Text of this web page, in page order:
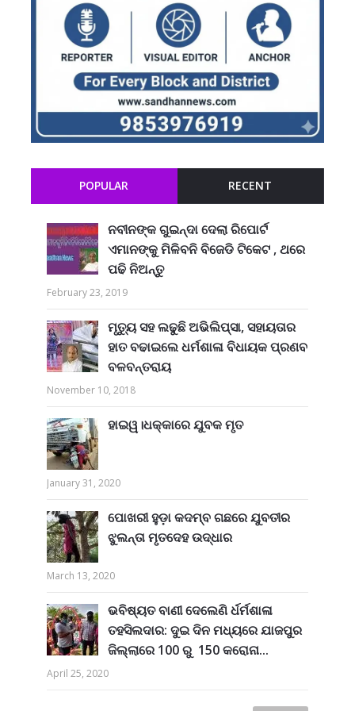
POPULAR RECENT
ନବୀନଙ୍କ ଗୁଇନ୍ଦା ଦେଲା ରିପୋର୍ଟ
ଏମାନଙ୍କୁ ମିଳିବନି ବିଜେଡି ଟିକେଟ , ଥରେ
ପଢି ନିଅନ୍ତୁ
February 23, 2019
ମୃତ୍ୟୁ ସହ ଲଢୁଛି ଅଭିଲିପ୍ସା, ସହାୟତାର
ହାତ ବଢାଇଲେ ଧର୍ମଶାଳା ବିଧାୟକ ପ୍ରଣବ
ବଳବନ୍ତରାୟ
November 10, 2018
ହାଇୱ।ଧକ୍କାରେ ଯୁବକ ମୃତ
January 31, 2020
ପୋଖରୀ ହୁଡ଼ା କଦମ୍ବ ଗଛରେ ଯୁବତୀର
ଝୁଲନ୍ତା ମୃତଦେହ ଉଦ୍ଧାର
March 13, 2020
ଭବିଷ୍ୟତ ବାଣୀ ଦେଲେଣି ର୍ଧର୍ମଶାଳା
ତହସିଲଦାର: ଦୁଇ ଦିନ ମଧ୍ୟରେ ଯାଜପୁର
ଜିଲ୍ଲାରେ 100 ରୁ 150 କରୋନା...
April 25, 2020